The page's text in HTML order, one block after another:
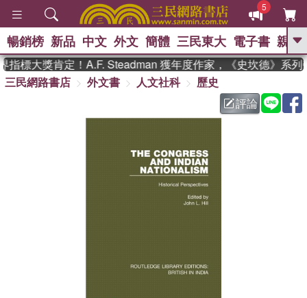
5
GO
熱搜： 東野圭吾 、
父親節 、 如果歷
暑期推薦 、 國際布克
偉大的迷走神經
暢銷榜 新品 中文 外文 簡體 三民東大 電子書 親子
標大獎肯定！A.F. Steadman 獲年度作家，《史坎德》系列
三民網路書店
外文書 人文社科
歷史
評論